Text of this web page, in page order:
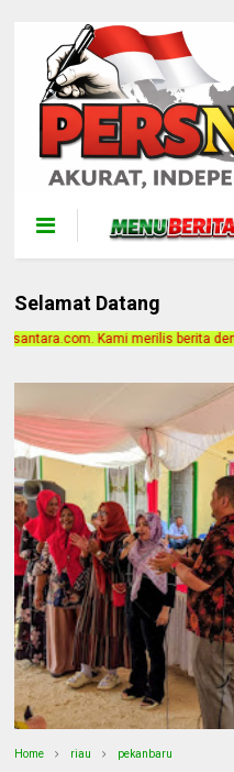
Selamat Datang
dengan motto Akurat,
Home riau pekanbaru